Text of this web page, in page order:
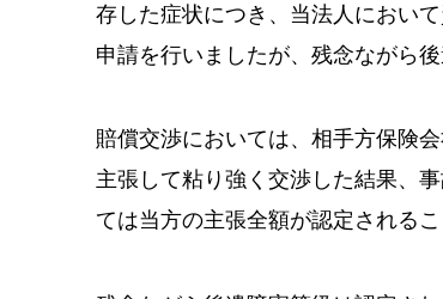
存した症状につき、当法人におい
申請を行いましたが、残念ながら
賠償交渉においては、相手方保険
主張して粘り強く交渉した結果、
ては当方の主張全額が認定されるこ